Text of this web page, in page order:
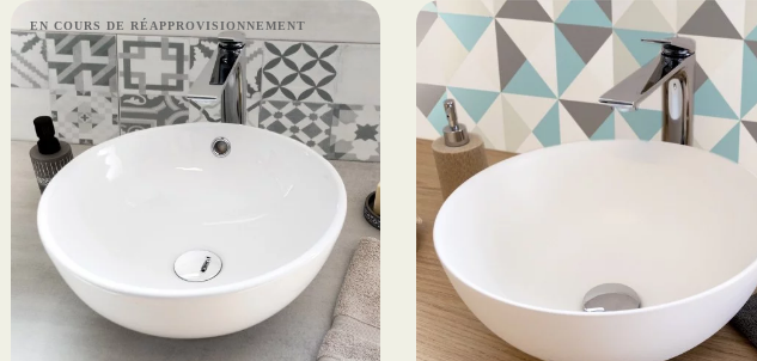
EN COURS DE RÉAPPROVISIONNEMENT